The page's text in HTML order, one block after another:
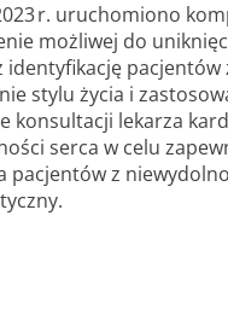
r. uruchomiono
możliwej do
identyfikację
stylu życia i
lekarza
serca w celu
pacjentów z